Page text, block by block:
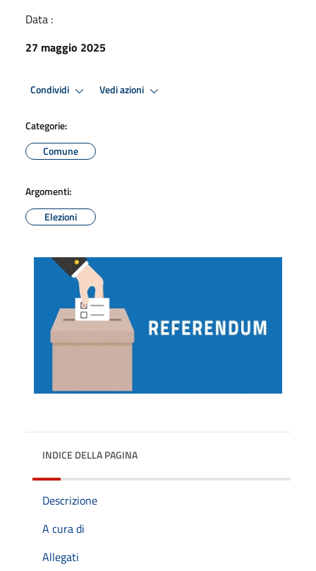
Data :
27 maggio 2025
Condividi Vedi azioni
Categorie:
Comune
Argomenti:
Elezioni
INDICE DELLA PAGINA
Descrizione
A cura di
Allegati